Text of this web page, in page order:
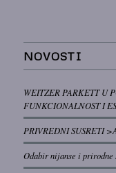
NOVOSTI
WEITZER PARKETT U
FUNKCIONALNOST I
PRIVREDNI SUSRETI
Odabir nijanse i